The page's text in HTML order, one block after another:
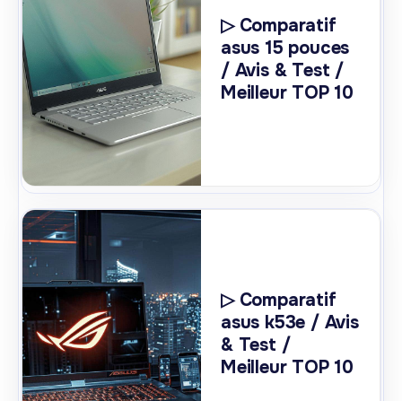
▷ Comparatif
asus 15 pouces
/ Avis & Test /
Meilleur TOP 10
▷ Comparatif
asus k53e / Avis
& Test /
Meilleur TOP 10